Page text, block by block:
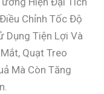
Chỉnh Tốc Độ
Dụng Tiện Lợi Và
Quạt Treo
Mà Còn Tăng